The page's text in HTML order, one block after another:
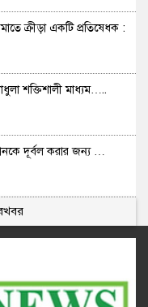
ক্রীড়া একটি প্রতিষেধক :
শক্তিশালী মাধ্যম…..
দূর্বল করার জন্য …